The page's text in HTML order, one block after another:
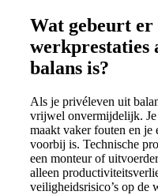
Wat gebeurt er
werkprestaties
balans is?
Als je privéleven uit
vrijwel onvermijdelijk. Je
maakt vaker fouten en je
voorbij is. Technische
een monteur of
alleen
veiligheidsrisico’s op de